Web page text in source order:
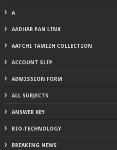
A
AADHAR PAN LINK
AATCHI TAMIZH COLLECTION
ACCOUNT SLIP
ADMISSION FORM
ALL SUBJECTS
ANSWER KEY
BIO-TECHNOLOGY
BREAKING NEWS